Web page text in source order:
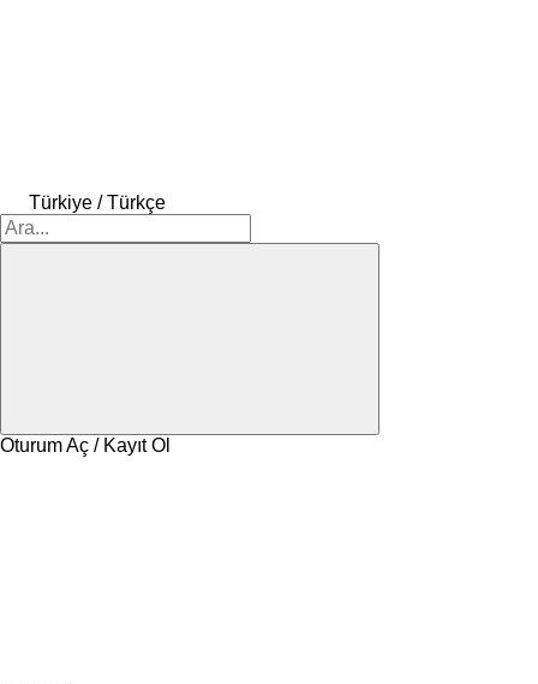
Türkiye / Türkçe
Oturum Aç / Kayıt Ol